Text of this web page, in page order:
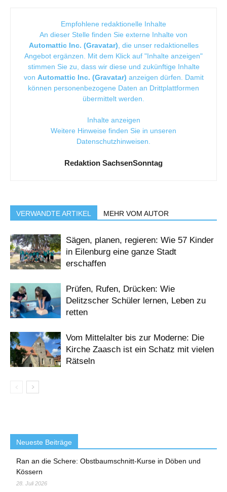
Empfohlene redaktionelle Inhalte
An dieser Stelle finden Sie externe Inhalte von
Automattic Inc. (Gravatar) , die unser redaktionelles
Angebot ergänzen. Mit dem Klick auf "Inhalte anzeigen"
stimmen Sie zu, dass wir diese und zukünftige Inhalte
von Automattic Inc. (Gravatar) anzeigen dürfen. Damit
können personenbezogene Daten an Drittplattformen
übermittelt werden.
Inhalte anzeigen
Weitere Hinweise finden Sie in unseren
Datenschutzhinweisen
Redaktion SachsenSonntag
VERWANDTE ARTIKEL MEHR VOM AUTOR
Sägen, planen, regieren: Wie 57 Kinder
in Eilenburg eine ganze Stadt
erschaffen
Prüfen, Rufen, Drücken: Wie
Delitzscher Schüler lernen, Leben zu
retten
Vom Mittelalter bis zur Moderne: Die
Kirche Zaasch ist ein Schatz mit vielen
Rätseln
Neueste Beiträge
Ran an die Schere: Obstbaumschnitt-Kurse in Döben und
Kössern
28. Juli 2026